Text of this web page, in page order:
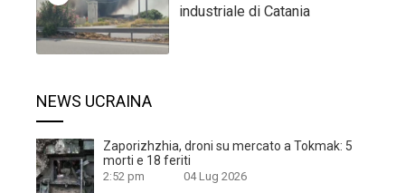
industriale di Catania
NEWS UCRAINA
Zaporizhzhia, droni su mercato a Tokmak: 5
morti e 18 feriti
2:52 pm 04 Lug 2026